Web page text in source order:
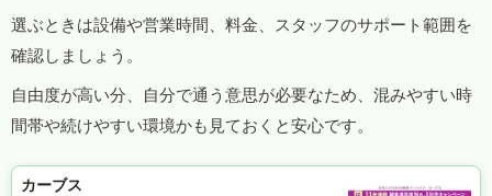
選ぶときは設備や営業時間、料金、スタッフのサポート範囲を
確認しましょう。
自由度が高い分、自分で通う意思が必要なため、混みやすい時
間帯や続けやすい環境かも見ておくと安心です。
カーブス